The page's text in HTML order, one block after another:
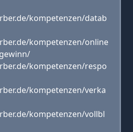
kompetenzen/datab
kompetenzen/online
kompetenzen/respo
kompetenzen/verka
kompetenzen/vollbl